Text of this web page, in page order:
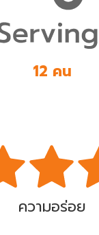
12 คน
ความอร่อย